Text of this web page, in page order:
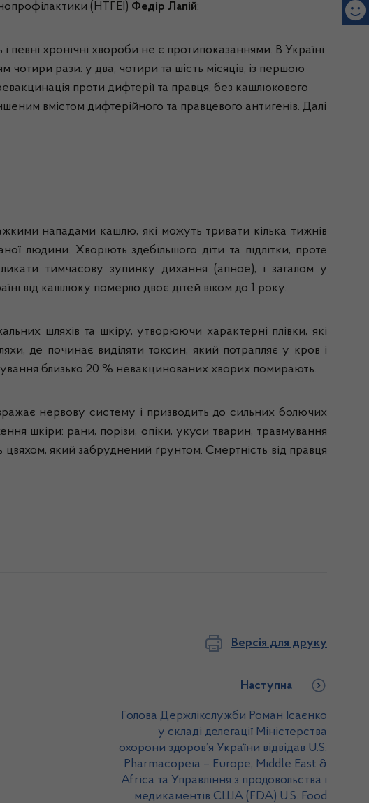
(НТГЕІ) Федір Лапій:
певні хронічні хвороби не є протипоказаннями. В Україні
рази: у два, чотири та шість місяців, із першою
проти дифтерії та правця, без кашлюкового
вмістом дифтерійного та правцевого антигенів. Далі
нападами кашлю, які можуть тривати кілька тижнів
людини. Хворіють здебільшого діти та підлітки, проте
тимчасову зупинку дихання (апное), і загалом у
від кашлюку померло двоє дітей віком до 1 року.
шляхів та шкіру, утворюючи характерні плівки, які
де починає виділяти токсин, який потрапляє у кров і
близько 20 % невакцинованих хворих помирають.
нервову систему і призводить до сильних болючих
шкіри: рани, порізи, опіки, укуси тварин, травмування
який забруднений ґрунтом. Смертність від правця
Версія для друку
Наступна
Голова Держлікслужби Роман Ісаєнко
у складі делегації Міністерства
охорони здоров’я України відвідав U.S.
Pharmacopeia – Europe, Middle East &
Africa та Управління з продовольства і
медикаментів США (FDA) U.S. Food